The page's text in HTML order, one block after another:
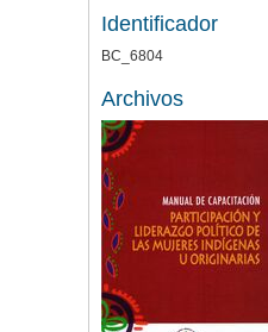
Identificador
BC_6804
Archivos